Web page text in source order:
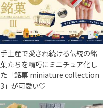
手土産で愛され続ける伝統の銘
菓たちを精巧にミニチュア化し
た「銘菓 miniature collection
3」が可愛い♡